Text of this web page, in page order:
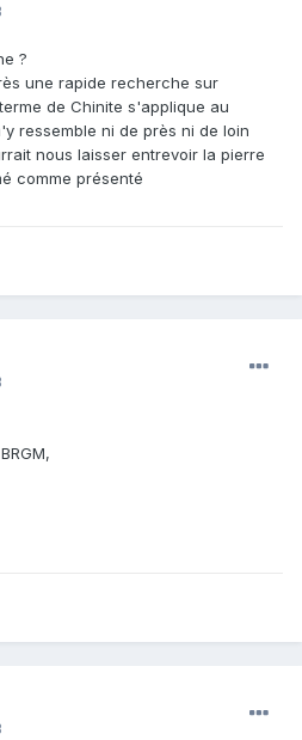
?
une rapide recherche sur
de Chinite s'applique au
ressemble ni de près ni de loin
nous laisser entrevoir la pierre
comme présenté